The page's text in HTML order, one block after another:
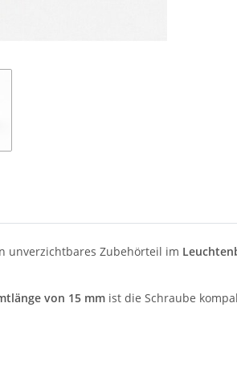
unverzichtbares Zubehörteil im
von 15 mm ist die Schraube